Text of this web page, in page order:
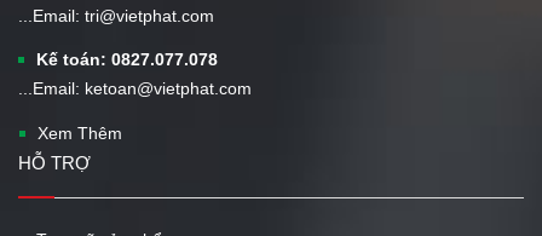
...Email: tri@vietphat.com
Kế toán: 0827.077.078
...Email: ketoan@vietphat.com
Xem Thêm
HỖ TRỢ